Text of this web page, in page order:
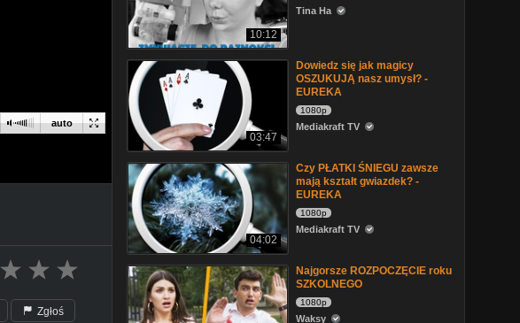
auto
Zgłoś
10:12
Tina Ha
03:47
Dowiedz się jak magicy
OSZUKUJĄ nasz umysł? -
EUREKA
1080p
Mediakraft TV
04:02
Czy PŁATKI ŚNIEGU zawsze
mają kształt gwiazdek? -
EUREKA
1080p
Mediakraft TV
Najgorsze ROZPOCZĘCIE roku
SZKOLNEGO
1080p
Waksy